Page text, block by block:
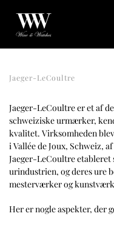
Gå til hovedindhold
Jaeger-LeCoultre
Jaeger-LeCoultre er et af
schweiziske urmærker,
kvalitet. Virksomheden
i Vallée de Joux, Schweiz,
Jaeger-LeCoultre
urindustrien, og deres ure
mesterværker og
Her er nogle aspekter, der